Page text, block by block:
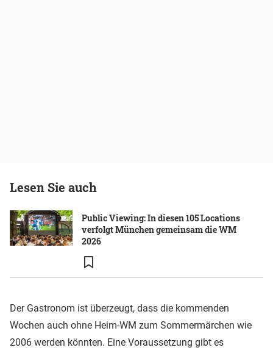
Lesen Sie auch
Public Viewing: In diesen 105 Locations
verfolgt München gemeinsam die WM
2026
Der Gastronom ist überzeugt, dass die kommenden
Wochen auch ohne Heim-WM zum Sommermärchen wie
2006 werden könnten. Eine Voraussetzung gibt es